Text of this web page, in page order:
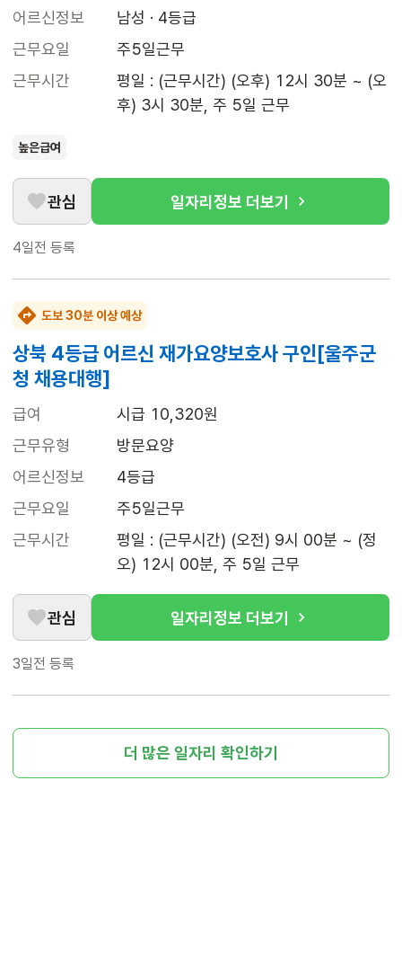
어르신정보
남성 · 4등급
근무요일
주5일근무
근무시간
평일 : (근무시간) (오후) 12시 30분 ~ (오
후) 3시 30분, 주 5일 근무
높은급여
관심 일자리정보 더보기
4일전 등록
도보 30분 이상 예상
상북 4등급 어르신 재가요양보호사 구인[울주군
청 채용대행]
급여
시급 10,320원
근무유형
방문요양
어르신정보
4등급
근무요일
주5일근무
근무시간
평일 : (근무시간) (오전) 9시 00분 ~ (정
오) 12시 00분, 주 5일 근무
관심 일자리정보 더보기
3일전 등록
더 많은 일자리 확인하기